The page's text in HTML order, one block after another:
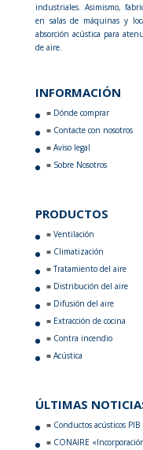
industriales. Asimismo,
en salas de máquinas y
absorción acústica para
de aire.
INFORMACIÓN
Dónde comprar
Contacte con nosotros
Aviso legal
Sobre Nosotros
PRODUCTOS
Ventilación
Climatización
Tratamiento del aire
Distribución del aire
Difusión del aire
Extracción de cocina
Contra incendio
Acústica
ÚLTIMAS
Conductos acústicos
CONAIRE